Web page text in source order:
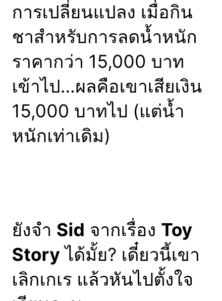
การเปลี่ยนแปลง เมื่อกิน
ชาสำหรับการลดน้ำหนัก
ราคากว่า 15,000 บาท
เข้าไป…ผลคือเขาเสียเงิน
15,000 บาทไป (แต่น้ำ
หนักเท่าเดิม)
ยังจำ Sid จากเรื่อง Toy
Storyได้มั้ย? เดี๋ยวนี้เขา
เลิกเกเร แล้วหันไปตั้งใจ